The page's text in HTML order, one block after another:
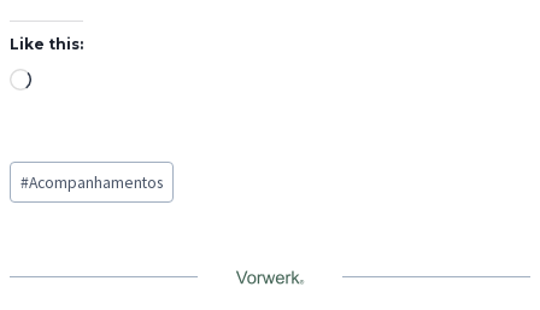
Like this:
L
d
i
g
Post
Tags:
#Acompanhamentos